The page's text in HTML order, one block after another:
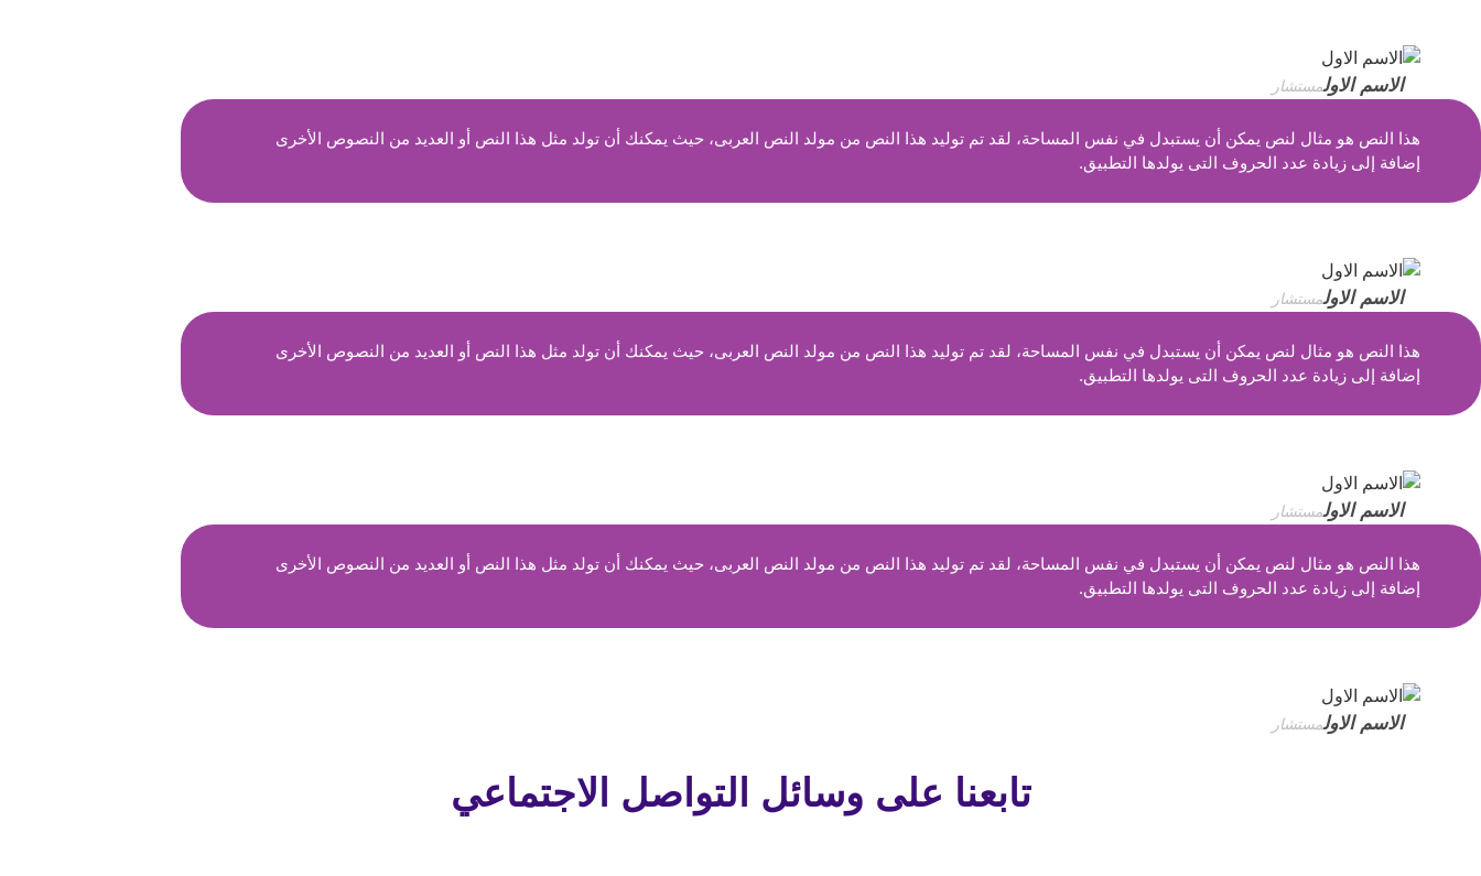
الاسم الاولمستشار
هذا النص هو مثال لنص يمكن أن يستبدل في نفس المساحة، لقد تم توليد هذا النص من مولد النص العربى، حيث يمكنك أن تولد مثل هذا النص أو العديد من النصوص الأخرى
إضافة إلى زيادة عدد الحروف التى يولدها التطبيق.
الاسم الاولمستشار
هذا النص هو مثال لنص يمكن أن يستبدل في نفس المساحة، لقد تم توليد هذا النص من مولد النص العربى، حيث يمكنك أن تولد مثل هذا النص أو العديد من النصوص الأخرى
إضافة إلى زيادة عدد الحروف التى يولدها التطبيق.
الاسم الاولمستشار
هذا النص هو مثال لنص يمكن أن يستبدل في نفس المساحة، لقد تم توليد هذا النص من مولد النص العربى، حيث يمكنك أن تولد مثل هذا النص أو العديد من النصوص الأخرى
إضافة إلى زيادة عدد الحروف التى يولدها التطبيق.
الاسم الاولمستشار
تابعنا على وسائل التواصل الاجتماعي